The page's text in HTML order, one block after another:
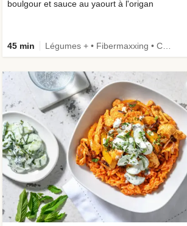
boulgour et sauce au yaourt à l'origan
45 min